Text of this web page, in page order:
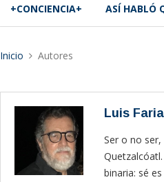
+CONCIENCIA+ ASÍ­ HABLÓ
Inicio Autores
Luis
Ser o no
binaria: sé